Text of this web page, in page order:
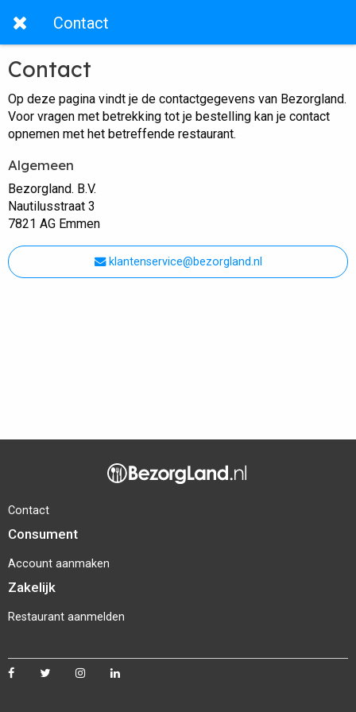
Contact
Contact
Op deze pagina vindt je de contactgegevens van Bezorgland.
Voor vragen met betrekking tot je bestelling kan je contact
opnemen met het betreffende restaurant.
Algemeen
Bezorgland. B.V.
Nautilusstraat 3
7821 AG Emmen
klantenservice@bezorgland.nl
Contact
Consument
Account aanmaken
Zakelijk
Restaurant aanmelden